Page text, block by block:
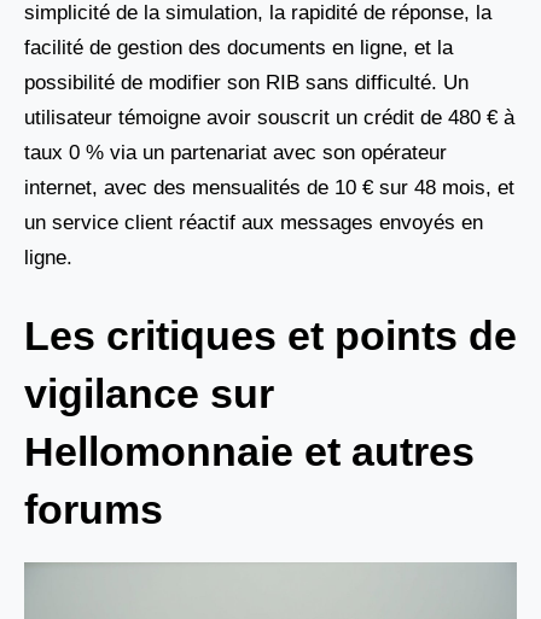
simplicité de la simulation, la rapidité de réponse, la
facilité de gestion des documents en ligne, et la
possibilité de modifier son RIB sans difficulté. Un
utilisateur témoigne avoir souscrit un crédit de 480 € à
taux 0 % via un partenariat avec son opérateur
internet, avec des mensualités de 10 € sur 48 mois, et
un service client réactif aux messages envoyés en
ligne.
Les critiques et points de
vigilance sur
Hellomonnaie et autres
forums